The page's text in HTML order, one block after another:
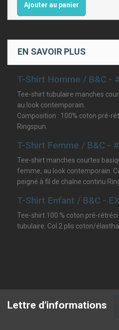
Ajouter au panier
EN SAVOIR PLUS
T-Shirt Homme / B&C -
Tee-shirt tubulaire manches
au look contemporain.
Composition : 100% coton pré-
Ringspun.
T-Shirt Femme / B&C -
Tee-shirt manches courtes
femme, au look contemporain.
peigné à fil de chaîne continu
T-Shirt Enfant / B&C -
Tee-shirt 100 % coton pré-
tubulaire. Col 2 plis coton/
Lettre d'informations